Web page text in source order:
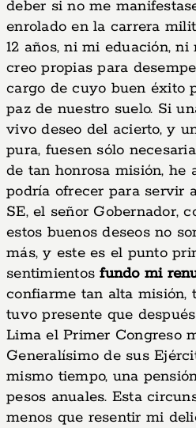
deber si no me
enrolado en la carrera
12 años, ni mi eduación,
creo propias para
cargo de cuyo buen éxito
paz de nuestro suelo. Si
vivo deseo del acierto, y
pura, fuesen sólo
de tan honrosa misión, he
podría ofrecer para servir
SE, el señor Gobernador,
estos buenos deseos no
más, y este es el punto
sentimientosfundo mi
confiarme tan alta misión,
tuvo presente que
Lima el Primer Congreso
Generalísimo de sus
mismo tiempo, una
pesos anuales. Esta
menos que resentir mi